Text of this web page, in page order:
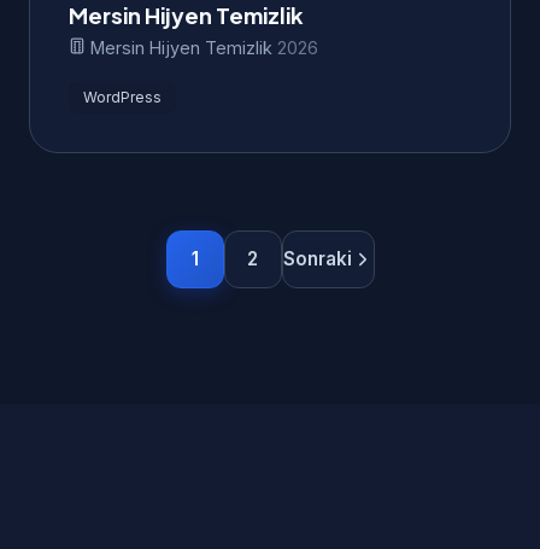
Mersin Hijyen Temizlik
Mersin Hijyen Temizlik 2026
WordPress
1 2 Sonraki